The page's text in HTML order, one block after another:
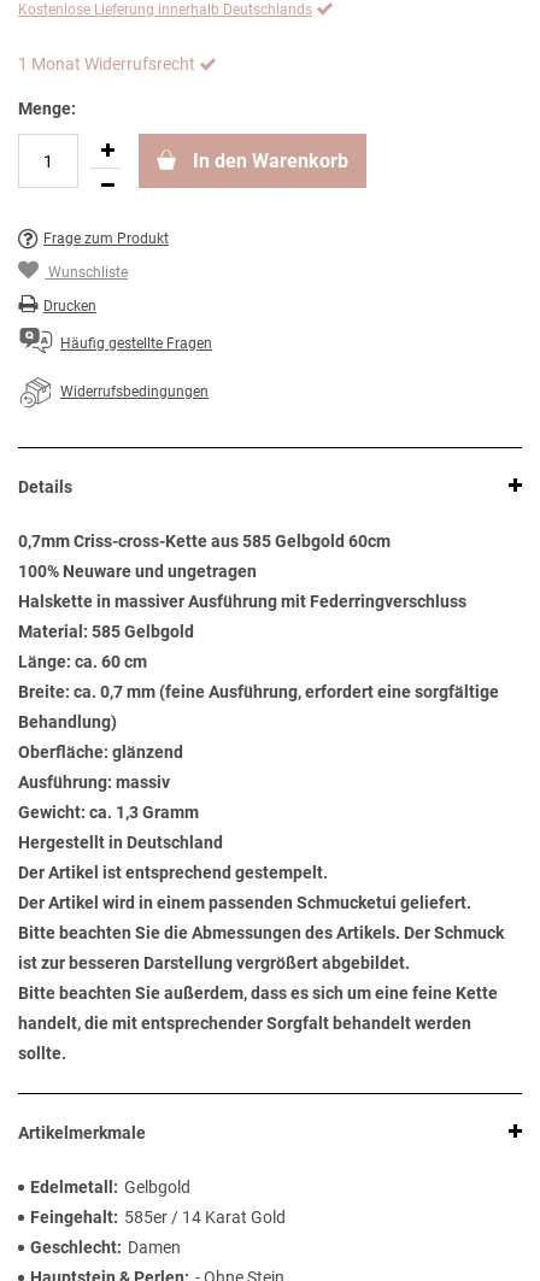
Kostenlose Lieferung innerhalb Deutschlands
1 Monat Widerrufsrecht
Menge:
In den Warenkorb
Frage zum Produkt
Wunschliste
Drucken
Häufig gestellte Fragen
Widerrufsbedingungen
Details
0,7mm Criss-cross-Kette aus 585 Gelbgold 60cm
100% Neuware und ungetragen
Halskette in massiver Ausführung mit Federringverschluss
Material: 585 Gelbgold
Länge: ca. 60 cm
Breite: ca. 0,7 mm (feine Ausführung, erfordert eine sorgfältige
Behandlung)
Oberfläche: glänzend
Ausführung: massiv
Gewicht: ca. 1,3 Gramm
Hergestellt in Deutschland
Der Artikel ist entsprechend gestempelt.
Der Artikel wird in einem passenden Schmucketui geliefert.
Bitte beachten Sie die Abmessungen des Artikels. Der Schmuck
ist zur besseren Darstellung vergrößert abgebildet.
Bitte beachten Sie außerdem, dass es sich um eine feine Kette
handelt, die mit entsprechender Sorgfalt behandelt werden
sollte.
Artikelmerkmale
Edelmetall
Gelbgold
Feingehalt
585er / 14 Karat Gold
Geschlecht
Damen